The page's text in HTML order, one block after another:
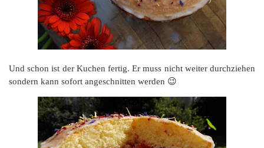
Und schon ist der Kuchen fertig. Er muss nicht weiter durchziehen
sondern kann sofort angeschnitten werden 😉